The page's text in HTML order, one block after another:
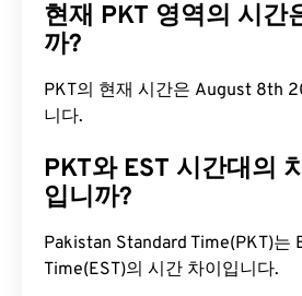
현재 PKT 영역의 시간
까?
PKT의 현재 시간은 August 8th
니다.
PKT와 EST 시간대의
입니까?
Pakistan Standard Time(PKT)는
Time(EST)의 시간 차이입니다.